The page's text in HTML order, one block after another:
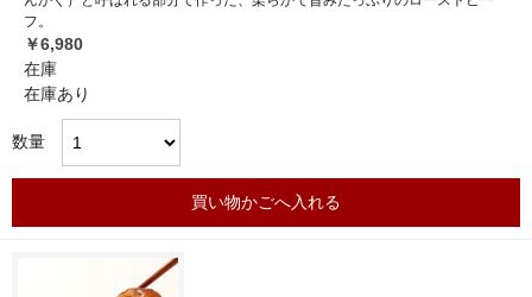
フ。
￥6,980
在庫
在庫あり
数量
買い物かごへ入れる